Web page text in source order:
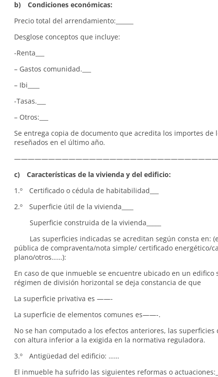
b) Condiciones económicas:
Precio total del arrendamiento:______
Desglose conceptos que incluye:
-Renta___
– Gastos comunidad.___
– Ibi____
-Tasas.___
– Otros:___
Se entrega copia de documento que acredita los importes de
reseñados en el último año.
c) Características de la vivienda y del edificio:
1.º Certificado o cédula de habitabilidad___
2.º Superficie útil de la vivienda____
Superficie construida de la vivienda_____
Las superficies indicadas se acreditan según consta en:
pública de compraventa/nota simple/ certificado energético/
plano/otros……):
En caso de que inmueble se encuentre ubicado en un edifico
régimen de división horizontal se deja constancia de que
La superficie privativa es ——-
La superficie de elementos comunes es——-.
No se han computado a los efectos anteriores, las superficies
con altura inferior a la exigida en la normativa reguladora.
3.º Antigüedad del edificio: ……
El inmueble ha sufrido las siguientes reformas o